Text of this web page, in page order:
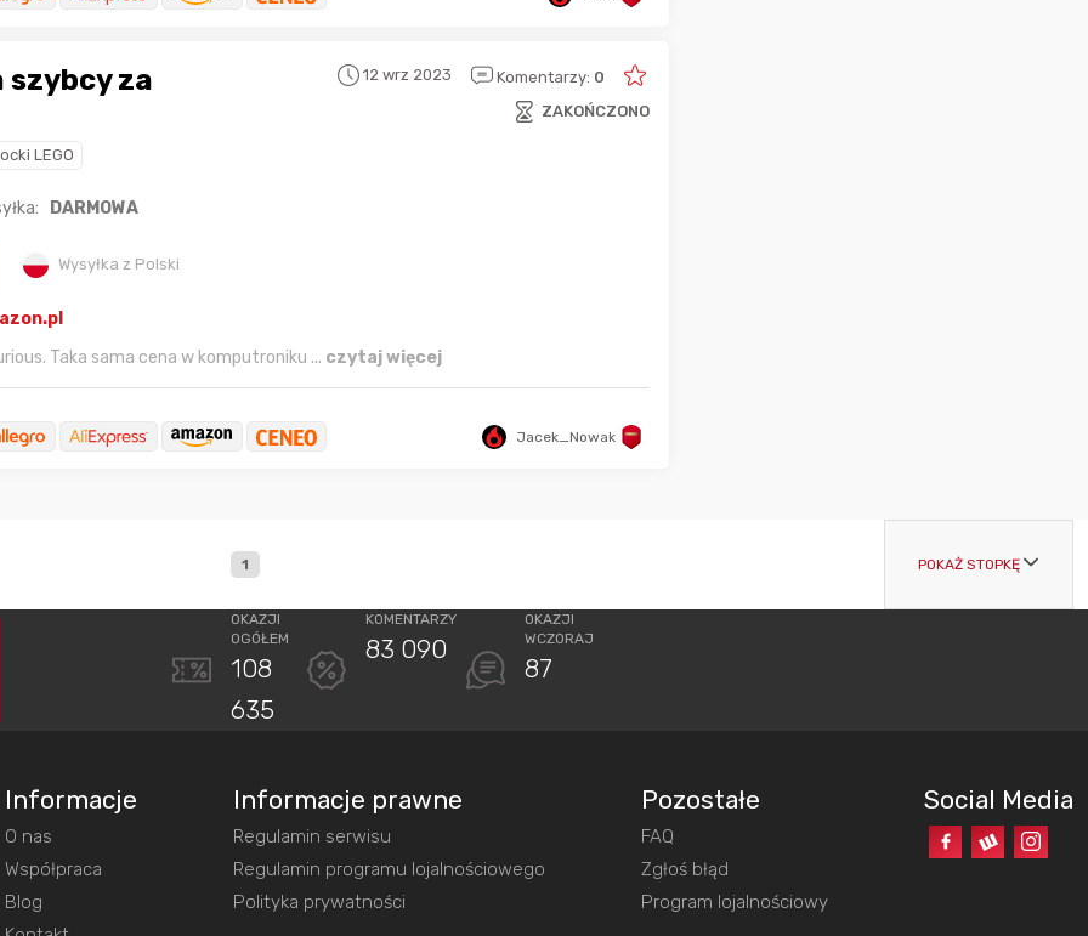
szybcy za
12 wrz 2023 Komentarzy: 0
ZAKOŃCZONO
LEGO
DARMOWA
Wysyłka z Polski
Taka sama cena w komputroniku ... czytaj więcej
Jacek_Nowak
1 POKAŻ STOPKĘ
OKAZJI
OGÓŁEM
108
635
KOMENTARZY
83 090
OKAZJI
WCZORAJ
87
Informacje
O nas
Współpraca
Blog
Informacje prawne
Regulamin serwisu
Regulamin programu lojalnościowego
Polityka prywatności
Pozostałe
FAQ
Zgłoś błąd
Program lojalnościowy
Social Media